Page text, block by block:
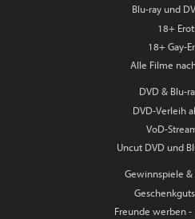
Blu-ray und
18+
18+ Gay-
Alle Filme
DVD & Blu-
DVD-Verleih
VoD-
Uncut DVD und
Gewinnspiele
Freunde werben -